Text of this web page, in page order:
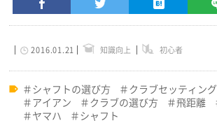
2016.01.21 知識向上 初心者
シャフトの選び方 クラブセッティング
アイアン
クラブの選び方 飛距離
ヤマハ
シャフト